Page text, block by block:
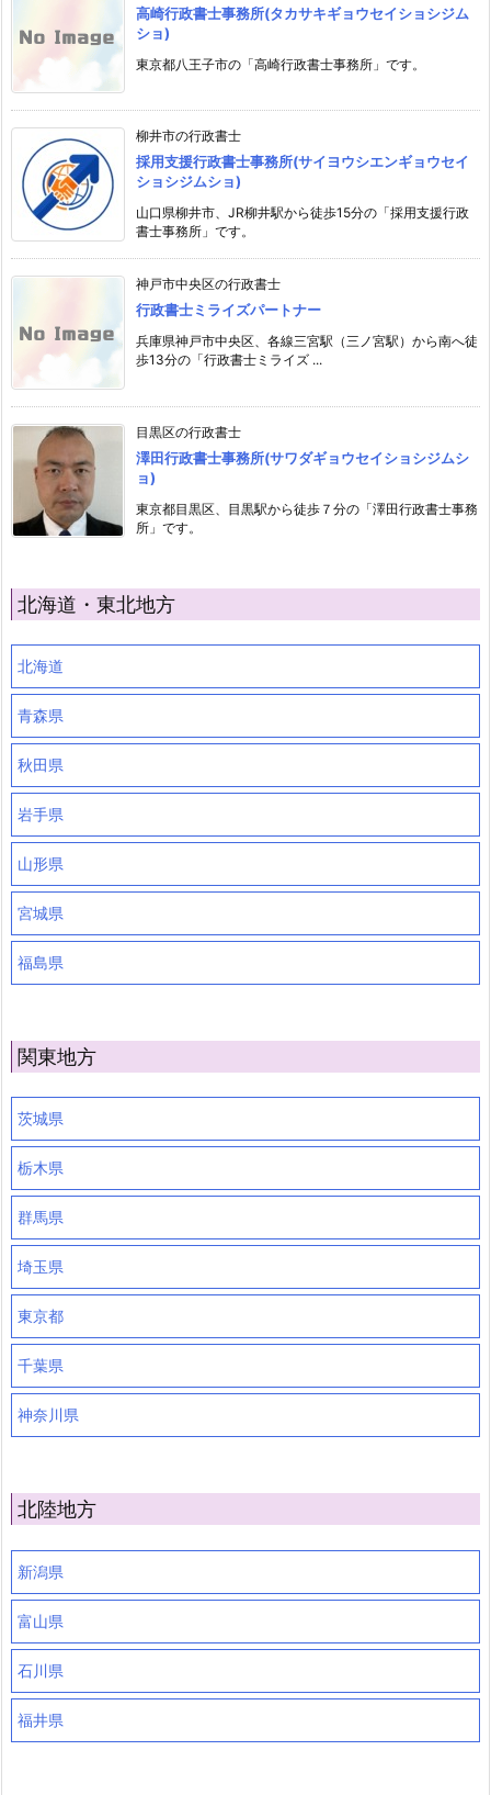
高崎行政書士事務所(タカサキギョウセイショシジム
ショ)
東京都八王子市の「高崎行政書士事務所」です。
柳井市の行政書士
採用支援行政書士事務所(サイヨウシエンギョウセイ
ショシジムショ)
山口県柳井市、JR柳井駅から徒歩15分の「採用支援行政
書士事務所」です。
神戸市中央区の行政書士
行政書士ミライズパートナー
兵庫県神戸市中央区、各線三宮駅（三ノ宮駅）から南へ徒
歩13分の「行政書士ミライズ ...
目黒区の行政書士
澤田行政書士事務所(サワダギョウセイショシジムシ
ョ)
東京都目黒区、目黒駅から徒歩７分の「澤田行政書士事務
所」です。
北海道・東北地方
北海道
青森県
秋田県
岩手県
山形県
宮城県
福島県
関東地方
茨城県
栃木県
群馬県
埼玉県
東京都
千葉県
神奈川県
北陸地方
新潟県
富山県
石川県
福井県